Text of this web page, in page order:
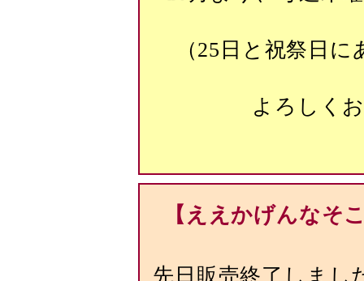
（25日と祝祭日
よろしく
【ええかげんな
先日販売終了しまし